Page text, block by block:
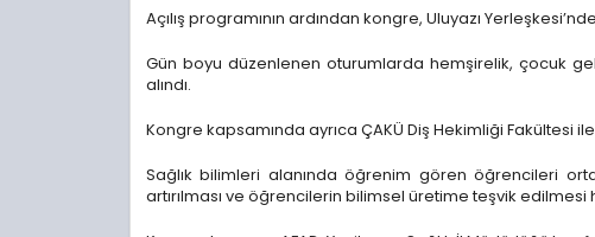
Açılış programının ardından kongre, Uluyazı
Gün boyu düzenlenen oturumlarda hemşirelik, çocuk
alındı.
Kongre kapsamında ayrıca ÇAKÜ Diş Hekimliği
Sağlık bilimleri alanında öğrenim gören öğrencileri
artırılması ve öğrencilerin bilimsel üretime teşvik